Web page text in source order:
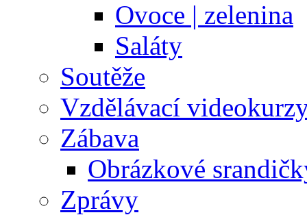
Ovoce | zelenina
Saláty
Soutěže
Vzdělávací
Zábava
Obrázkové
Zprávy